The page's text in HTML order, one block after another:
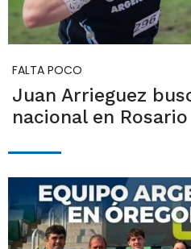
FALTA POCO
Juan Arrieguez
nacional en Rosario